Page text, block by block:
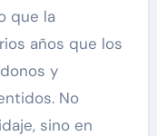
que la
años que los
y
No
sino en